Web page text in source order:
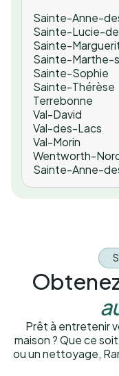
Sainte-Anne-
Sainte-Lucie-
Sainte-
Sainte-Marthe-
Sainte-Sophie
Sainte-Thérèse
Terrebonne
Val-David
Val-des-Lacs
Val-Morin
Wentworth-
Sainte-Anne-
Prêt à entretenir
maison ? Que ce
ou un nettoyage,